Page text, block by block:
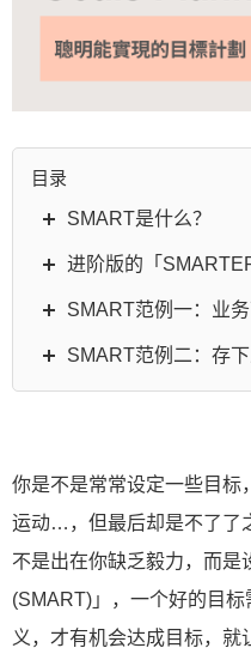
目录
SMART是什么？
进阶版的「
SMART范例一：业
SMART范例二：存
你是不是常常设定一些目标
运动…，但最后却是不了了
不是出在你缺乏毅力，而是
(SMART)」，一个好的目
义，才有机会达成目标，